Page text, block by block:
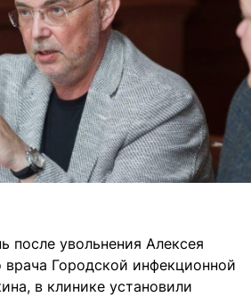
после увольнения Алексея
врача Городской инфекционной
в клинике установили